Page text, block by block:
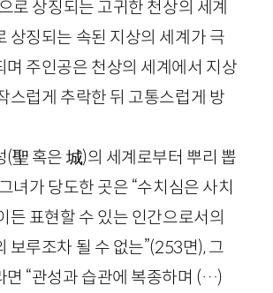
로 상징되는 고귀한 천상의 세계
상징되는 속된 지상의 세계가 극
며 주인공은 천상의 세계에서 지상
스럽게 추락한 뒤 고통스럽게 방
(聖 혹은 城)의 세계로부터 뿌리 뽑
녀가 당도한 곳은 “수치심은 사치
든 표현할 수 있는 인간으로서의
보루조차 될 수 없는”(253면), 그
면 “관성과 습관에 복종하며 (…)